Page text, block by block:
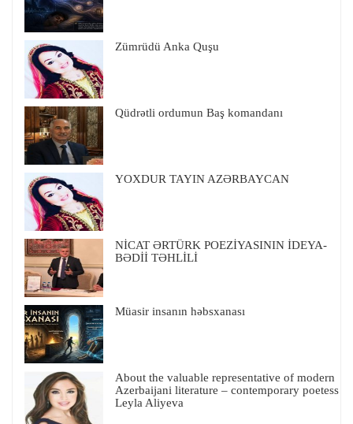
Zümrüdü Anka Quşu
Qüdrətli ordumun Baş komandanı
YOXDUR TAYIN AZƏRBAYCAN
NİCAT ƏRTÜRK POEZİYASININ İDEYA-
BƏDİİ TƏHLİLİ
Müasir insanın həbsxanası
About the valuable representative of modern
Azerbaijani literature – contemporary poetess
Leyla Aliyeva